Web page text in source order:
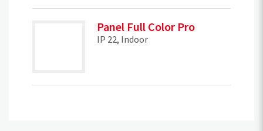
Panel Full Color Pro
IP 22, Indoor